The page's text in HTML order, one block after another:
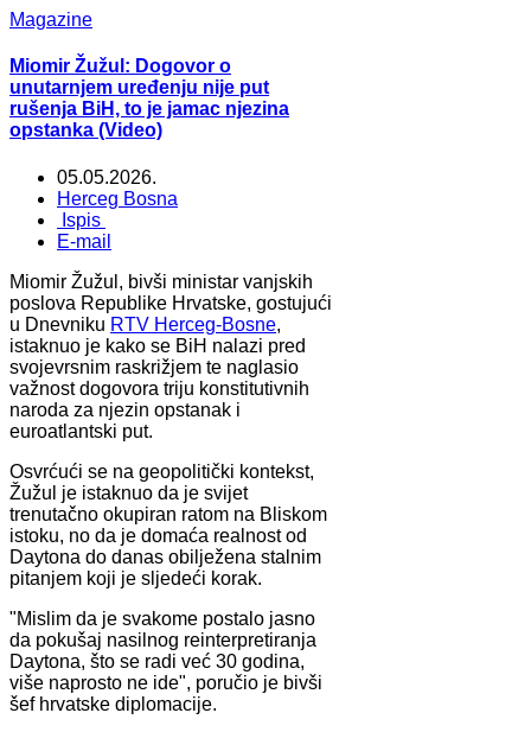
Magazine
Miomir Žužul: Dogovor o
unutarnjem uređenju nije put
rušenja BiH, to je jamac njezina
opstanka (Video)
05.05.2026.
Herceg Bosna
Ispis
E-mail
Miomir Žužul, bivši ministar vanjskih
poslova Republike Hrvatske, gostujući
u Dnevniku RTV Herceg-Bosne,
istaknuo je kako se BiH nalazi pred
svojevrsnim raskrižjem te naglasio
važnost dogovora triju konstitutivnih
naroda za njezin opstanak i
euroatlantski put.
Osvrćući se na geopolitički kontekst,
Žužul je istaknuo da je svijet
trenutačno okupiran ratom na Bliskom
istoku, no da je domaća realnost od
Daytona do danas obilježena stalnim
pitanjem koji je sljedeći korak.
"Mislim da je svakome postalo jasno
da pokušaj nasilnog reinterpretiranja
Daytona, što se radi već 30 godina,
više naprosto ne ide", poručio je bivši
šef hrvatske diplomacije.